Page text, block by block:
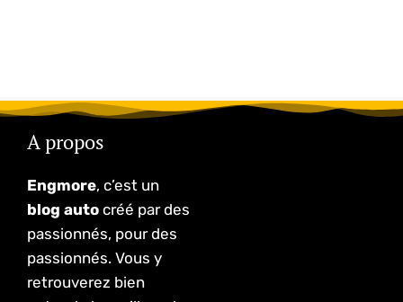
A propos
Engmore, c’est un
blog auto créé par des
passionnés, pour des
passionnés. Vous y
retrouverez bien